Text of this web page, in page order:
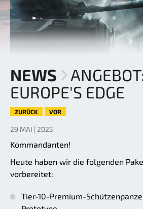
NEWS
EUROPE'S EDGE
ZURÜCK VOR
29 MAI | 2025
Kommandanten!
Heute haben wir die folgenden
vorbereitet:
Tier-10-Premium-